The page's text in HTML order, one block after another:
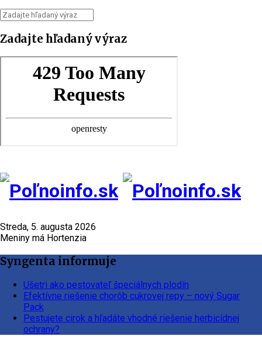
Zadajte hľadaný výraz
Streda, 5. augusta 2026
Meniny má Hortenzia
Syngenta informuje
Ušetri ako pestovateľ špeciálnych plodín
Efektívne riešenie chorôb cukrovej repy – nový Sugar
Pack
Pestujete cirok a hľadáte vhodné riešenie herbicídnej
ochrany?